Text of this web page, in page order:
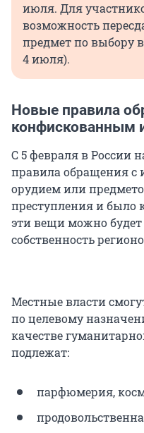
июля. Для
возможность
предмет по выбору
4 июля).
Новые правила
конфискованным
С 5 февраля в России
правила обращения с
орудием или
преступления и было
эти вещи можно будет
собственность
Местные власти
по целевому
качестве
подлежат:
парфюмерия,